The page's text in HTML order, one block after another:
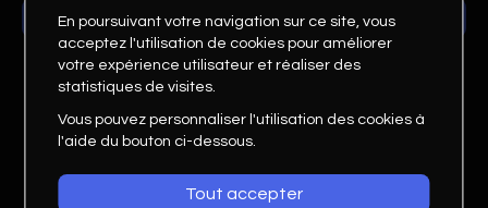
En poursuivant votre navigation sur ce site, vous
acceptez l'utilisation de cookies pour améliorer
votre expérience utilisateur et réaliser des
statistiques de visites.
Vous pouvez personnaliser l'utilisation des cookies à
l'aide du bouton ci-dessous.
Tout accepter